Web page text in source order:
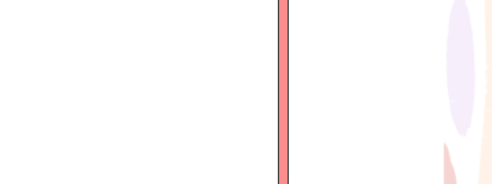
MAIL
MAGAZINE